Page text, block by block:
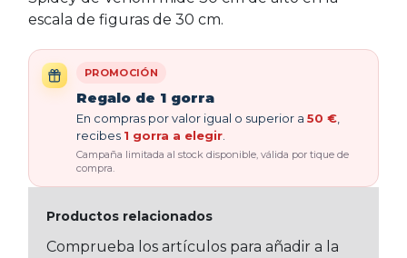
escala de figuras de 30 cm.
PROMOCIÓN
Regalo de 1 gorra
En compras por valor igual o superior a 50 €
recibes 1 gorra a elegir
Campaña limitada al stock disponible, válida por tique de
compra.
Productos relacionados
Comprueba los artículos para añadir a la